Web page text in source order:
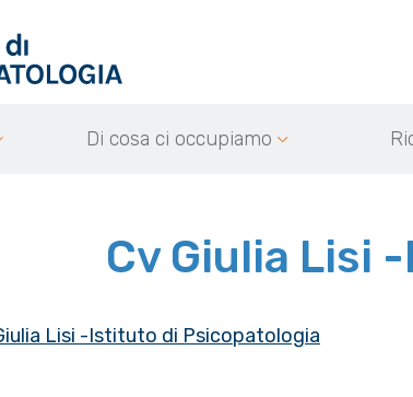
Di cosa ci occupiamo
Cv Giulia Lisi
Lisi -Istituto di Psicopatologia